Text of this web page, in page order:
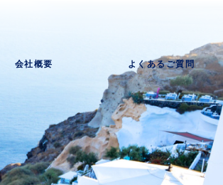
会社概要 よくあるご質問